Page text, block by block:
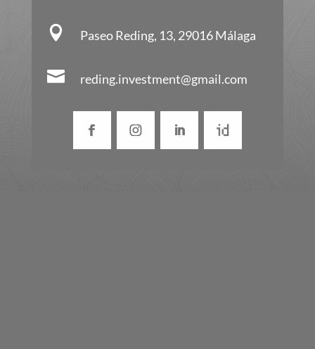
 Paseo Reding, 13, 29016 Málaga
 reding.investment@gmail.com